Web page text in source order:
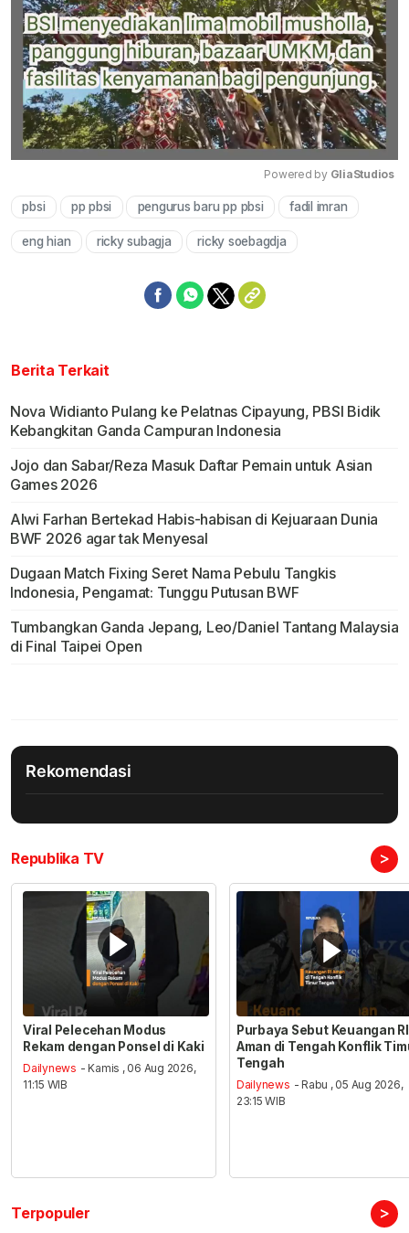
Mute
Powered by GliaStudios
pbsi pp pbsi pengurus baru pp pbsi fadil imran
eng hian ricky subagja ricky soebagdja
Berita Terkait
Nova Widianto Pulang ke Pelatnas Cipayung, PBSI Bidik
Kebangkitan Ganda Campuran Indonesia
Jojo dan Sabar/Reza Masuk Daftar Pemain untuk Asian
Games 2026
Alwi Farhan Bertekad Habis-habisan di Kejuaraan Dunia
BWF 2026 agar tak Menyesal
Dugaan Match Fixing Seret Nama Pebulu Tangkis
Indonesia, Pengamat: Tunggu Putusan BWF
Tumbangkan Ganda Jepang, Leo/Daniel Tantang Malaysia
di Final Taipei Open
Rekomendasi
Republika TV >
Viral Pelecehan Modus
Rekam dengan Ponsel di Kaki
Dailynews - Kamis , 06 Aug 2026,
11:15 WIB
Purbaya Sebut Keuangan RI
Aman di Tengah Konflik
Tengah
Dailynews - Rabu , 05 Aug 2026,
23:15 WIB
Terpopuler >